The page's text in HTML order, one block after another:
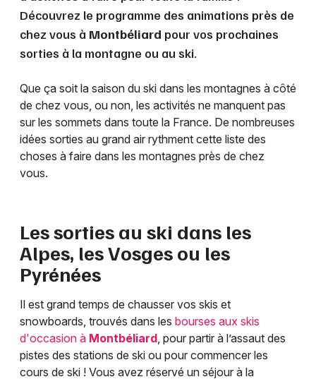
Découvrez le programme des animations près de
chez vous à Montbéliard pour vos prochaines
sorties à la montagne ou au ski.
Que ça soit la saison du ski dans les montagnes à côté
de chez vous, ou non, les activités ne manquent pas
sur les sommets dans toute la France. De nombreuses
idées sorties au grand air rythment cette liste des
choses à faire dans les montagnes près de chez
vous.
Les sorties au ski dans les
Alpes, les Vosges ou les
Pyrénées
Il est grand temps de chausser vos skis et
snowboards, trouvés dans les bourses aux skis
d'occasion à Montbéliard, pour partir à l’assaut des
pistes des stations de ski ou pour commencer les
cours de ski ! Vous avez réservé un séjour à la